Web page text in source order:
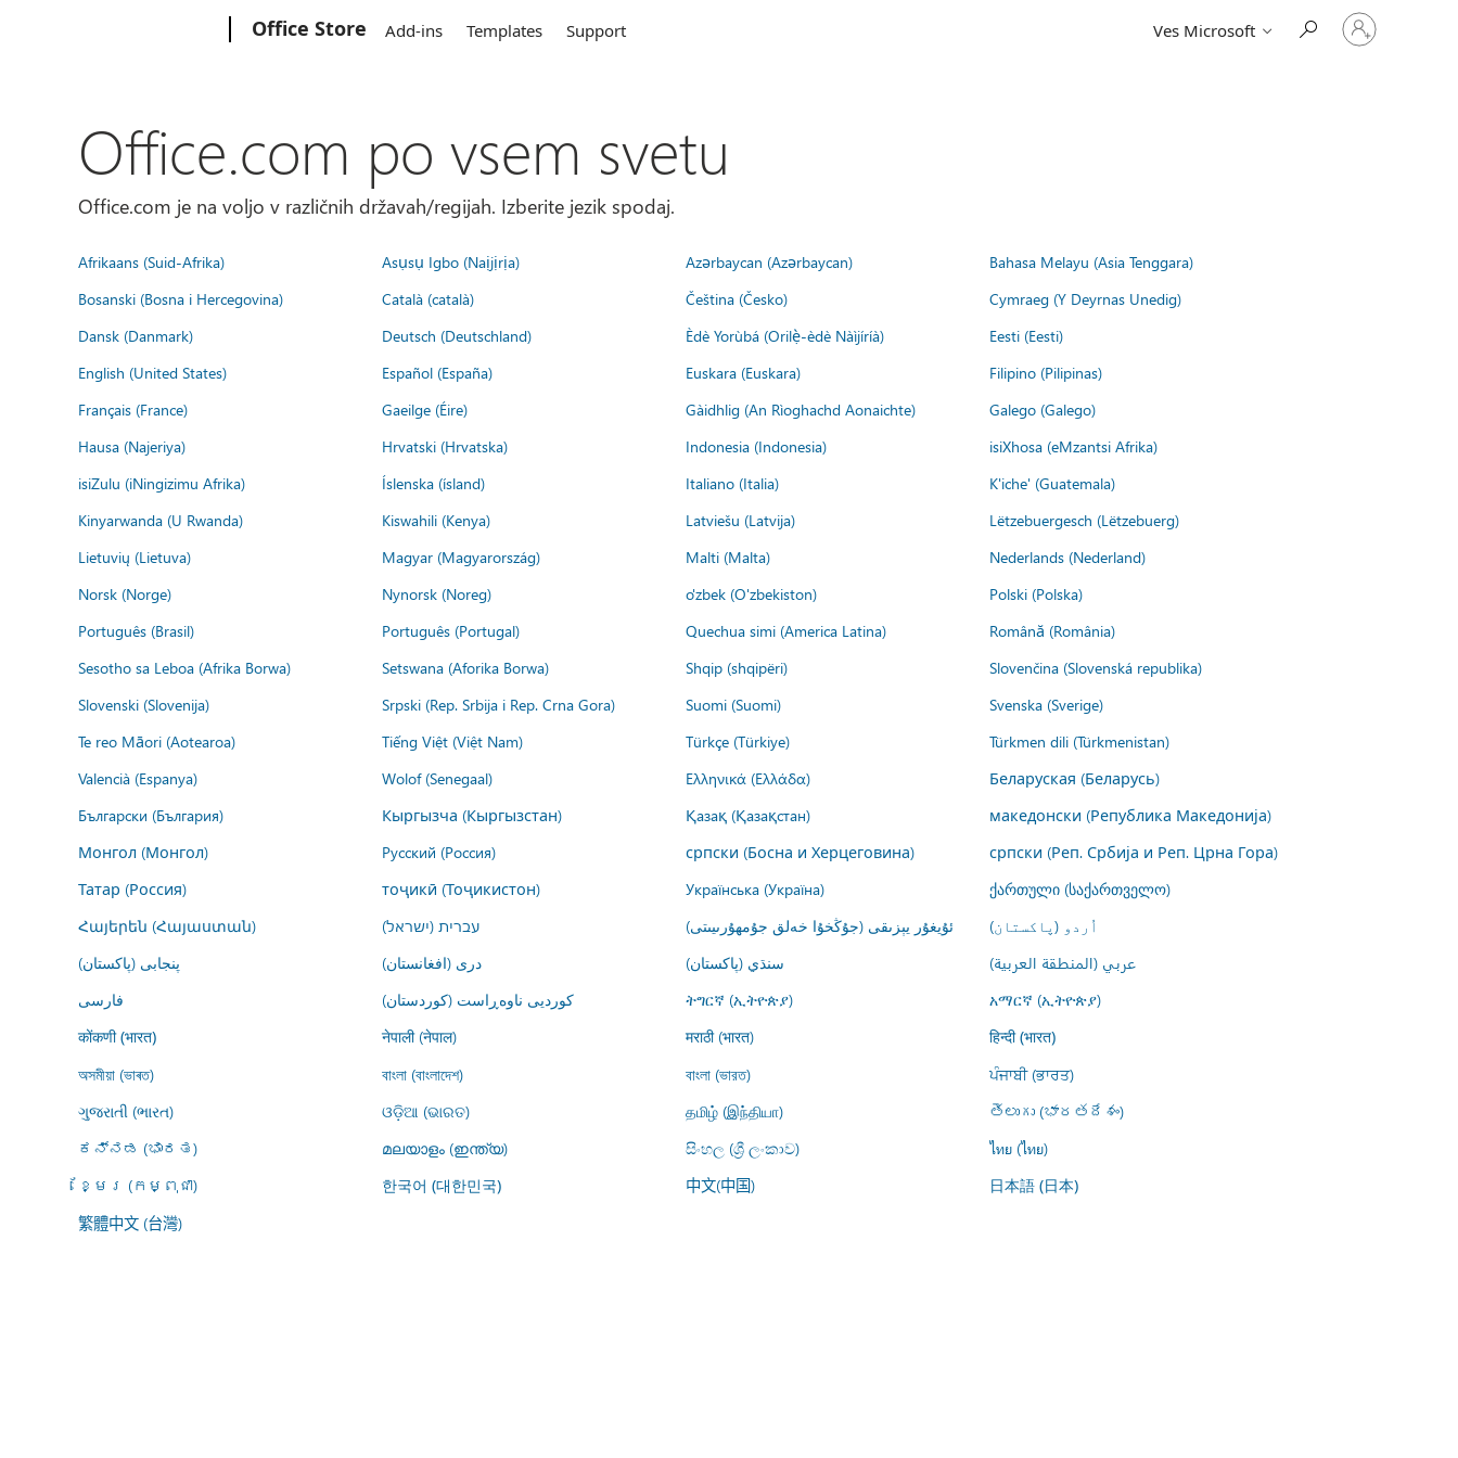
Office Store Add-ins Templates Support Ves Microsoft
Vpišite
se
Office.com po vsem svetu
Office.com je na voljo v različnih državah/regijah. Izberite jezik spodaj.
Afrikaans (Suid-Afrika) Asụsụ Igbo (Naịjịrịa) Azərbaycan (Azərbaycan)
Bahasa Melayu (Asia Tenggara)
Bosanski (Bosna i Hercegovina)
Català (català) Čeština (Česko)
Cymraeg (Y Deyrnas Unedig)
Dansk (Danmark)
Deutsch (Deutschland) Èdè Yorùbá (Orilẹ̀-èdè Nàìjíríà)
Eesti (Eesti)
English (United States)
Español (España) Euskara (Euskara)
Filipino (Pilipinas)
Français (France)
Gaeilge (Éire) Gàidhlig (An Rìoghachd Aonaichte)
Galego (Galego)
Hausa (Najeriya)
Hrvatski (Hrvatska) Indonesia (Indonesia)
isiXhosa (eMzantsi Afrika)
isiZulu (iNingizimu Afrika)
Íslenska (ísland) Italiano (Italia)
K'iche' (Guatemala)
Kinyarwanda (U Rwanda)
Kiswahili (Kenya) Latviešu (Latvija)
Lëtzebuergesch (Lëtzebuerg)
Lietuvių (Lietuva)
Magyar (Magyarország) Malti (Malta)
Nederlands (Nederland)
Norsk (Norge)
Nynorsk (Noreg) o'zbek (O'zbekiston)
Polski (Polska)
Português (Brasil)
Português (Portugal) Quechua simi (America Latina)
Română (România)
Sesotho sa Leboa (Afrika Borwa)
Setswana (Aforika Borwa) Shqip (shqipëri)
Slovenčina (Slovenská republika)
Slovenski (Slovenija)
Srpski (Rep. Srbija i Rep. Crna Gora) Suomi (Suomi)
Svenska (Sverige)
Te reo Māori (Aotearoa)
Tiếng Việt (Việt Nam) Türkçe (Türkiye)
Türkmen dili (Türkmenistan)
Valencià (Espanya)
Wolof (Senegaal) Ελληνικά (Ελλάδα)
Беларуская (Беларусь)
Български (България)
Кыргызча (Кыргызстан) Қазақ (Қазақстан)
македонски (Република Македонија)
Монгол (Монгол)
Русский (Россия) српски (Босна и Херцеговина)
српски (Реп. Србија и Реп. Црна Гора)
Татар (Россия)
тоҷикӣ (Тоҷикистон) Українська (Україна)
ქართული (საქართველო)
Հայերեն (Հայաստան)
עברית (ישראל) ئۇيغۇر يېزىقى (جۇڭخۇا خەلق جۇمھۇرىيىتى)
اُردو (پاکستان)
پنجابی (پاکستان)
درى (افغانستان) سنڌي (پاکستان)
عربي (المنطقة العربية)
فارسى
کوردیی ناوەڕاست (کوردستان) ትግርኛ (ኢትዮጵያ) አማርኛ (ኢትዮጵያ)
कोंकणी (भारत) नेपाली (नेपाल) मराठी (भारत) हिन्दी (भारत)
অসমীয়া (ভাৰত) বাংলা (বাংলাদেশ) বাংলা (ভারত)
ਪੰਜਾਬੀ (ਭਾਰਤ)
ગુજરાતી (ભારત)
ଓଡ଼ିଆ (ଭାରତ) தமிழ் (இந்தியா)
తెలుగు (భారతదేశం)
ಕನ್ನಡ (ಭಾರತ)
മലയാളം (ഇന്ത്യ) සිංහල (ශ්‍රී ලංකාව)
ไทย (ไทย)
ខ្មែរ (កម្ពុជា)
한국어 (대한민국) 中文(中国) 日本語 (日本)
繁體中文 (台灣)